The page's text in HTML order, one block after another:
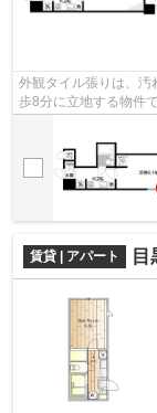
外観タイル張りは、汚
歩8分に立地する物件
建てで快適な物件。当
賃貸 | アパート